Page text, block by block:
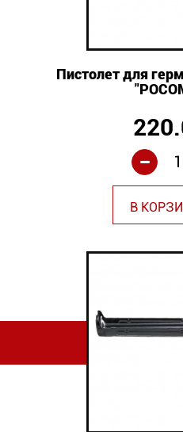
Оплата и доставка
Пистолет для
-
В